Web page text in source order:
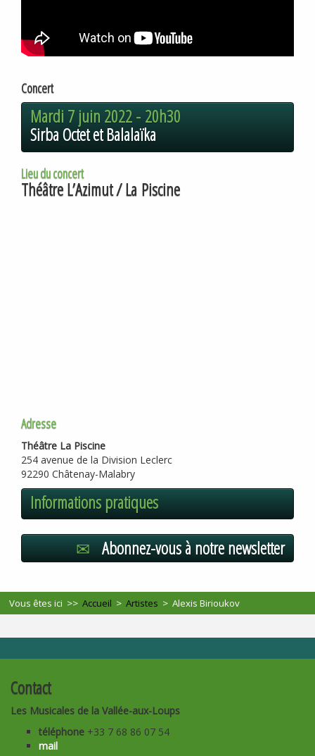
Concert
Mardi 7 juin 2022 - 20h30
Sirba Octet et Balalaïka
Lieu du concert
Théâtre L’Azimut / La Piscine
Adresse
Théâtre La Piscine
254 avenue de la Division Leclerc
92290 Châtenay-Malabry
Informations pratiques
Abonnez-vous à notre newsletter
Vous êtes ici >>Accueil >Artistes >Alexis Birioukov
Contact
Les Musicales de la Vallée-aux-Loups
téléphone +33 7 68 86 07 54
mail